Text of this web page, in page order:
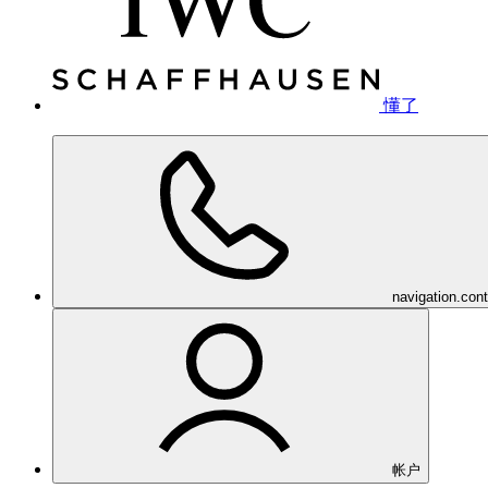
懂了
帐户